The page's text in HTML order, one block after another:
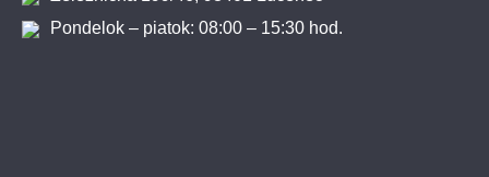
Pondelok – piatok: 08:00 – 15:30 hod.